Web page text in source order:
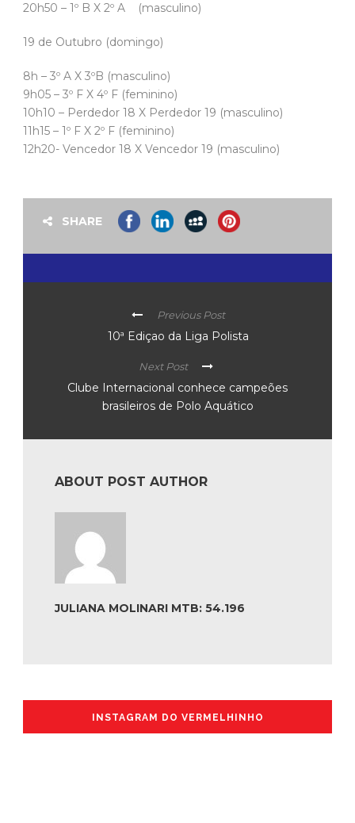
20h50 – 1º B X 2º A (masculino)
19 de Outubro (domingo)
8h – 3º A X 3ºB (masculino)
9h05 – 3º F X 4º F (feminino)
10h10 – Perdedor 18 X Perdedor 19 (masculino)
11h15 – 1º F X 2º F (feminino)
12h20- Vencedor 18 X Vencedor 19 (masculino)
SHARE
Previous Post
10ª Ediçao da Liga Polista
Next Post
Clube Internacional conhece campeões
brasileiros de Polo Aquático
ABOUT POST AUTHOR
JULIANA MOLINARI MTB: 54.196
INSTAGRAM DO VERMELHINHO